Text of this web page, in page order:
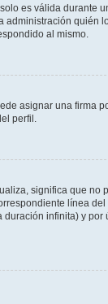
es válida durante
administración quién
al mismo.
asignar una firma
perfil.
significa que no
línea del
infinita) y por